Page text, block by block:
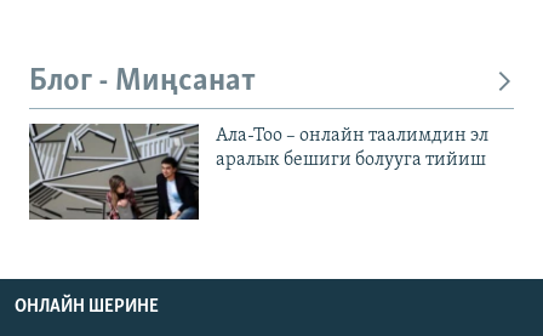
Блог - Миңсанат
Ала-Тоо – онлайн таалимдин эл
аралык бешиги болууга тийиш
ОНЛАЙН ШЕРИНЕ